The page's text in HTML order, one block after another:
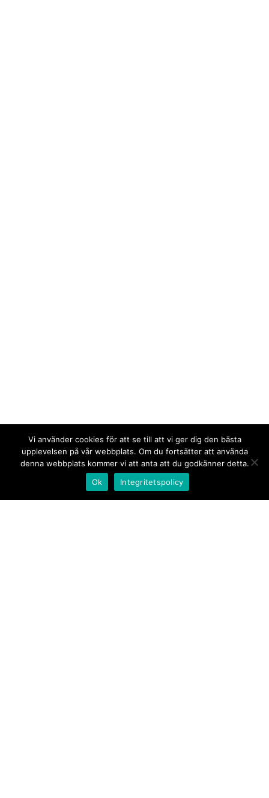
Vi använder cookies för att se till att vi ger dig den bästa
upplevelsen på vår webbplats. Om du fortsätter att använda
denna webbplats kommer vi att anta att du godkänner detta.
Ok
Integritetspolicy